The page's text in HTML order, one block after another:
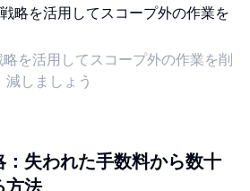
を活用してスコープ外の作業を削
減しましょう
失われた手数料から数十
方法